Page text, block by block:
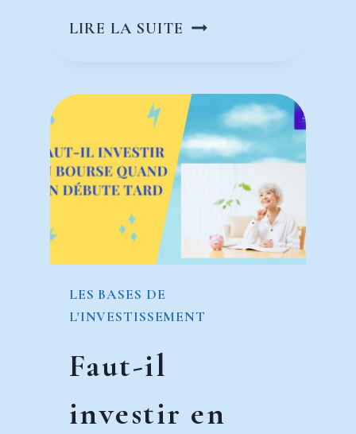
LIRE LA SUITE SCI
:
QUELLE
SOLUTION
POUR
TRANSMETTRE
À
LES BASES DE
L'INVESTISSEMENT
Faut-il
investir en